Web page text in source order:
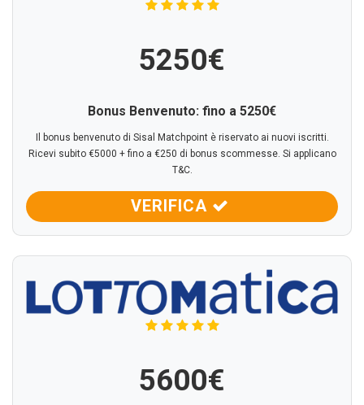
5250€
Bonus Benvenuto: fino a 5250€
Il bonus benvenuto di Sisal Matchpoint è riservato ai nuovi iscritti.
Ricevi subito €5000 + fino a €250 di bonus scommesse. Si applicano
T&C.
VERIFICA
5600€